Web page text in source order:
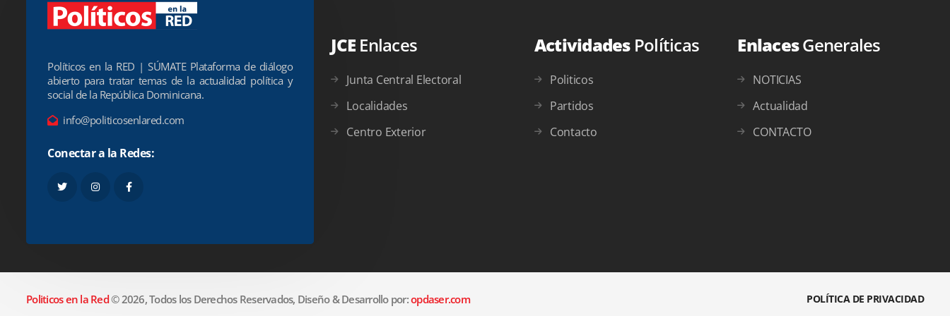
Políticos en la RED | SÚMATE Plataforma de diálogo
abierto para tratar temas de la actualidad política y
social de la República Dominicana.
info@politicosenlared.com
Conectar a la Redes:
JCE Enlaces
Junta Central Electoral
Localidades
Centro Exterior
Actividades Políticas
Politicos
Partidos
Contacto
EnlacesGenerales
NOTICIAS
Actualidad
CONTACTO
Politicos en la Red© 2026, Todos los Derechos Reservados, Diseño & Desarrollo por:opdaser.com POLÍTICA DE PRIVACIDAD